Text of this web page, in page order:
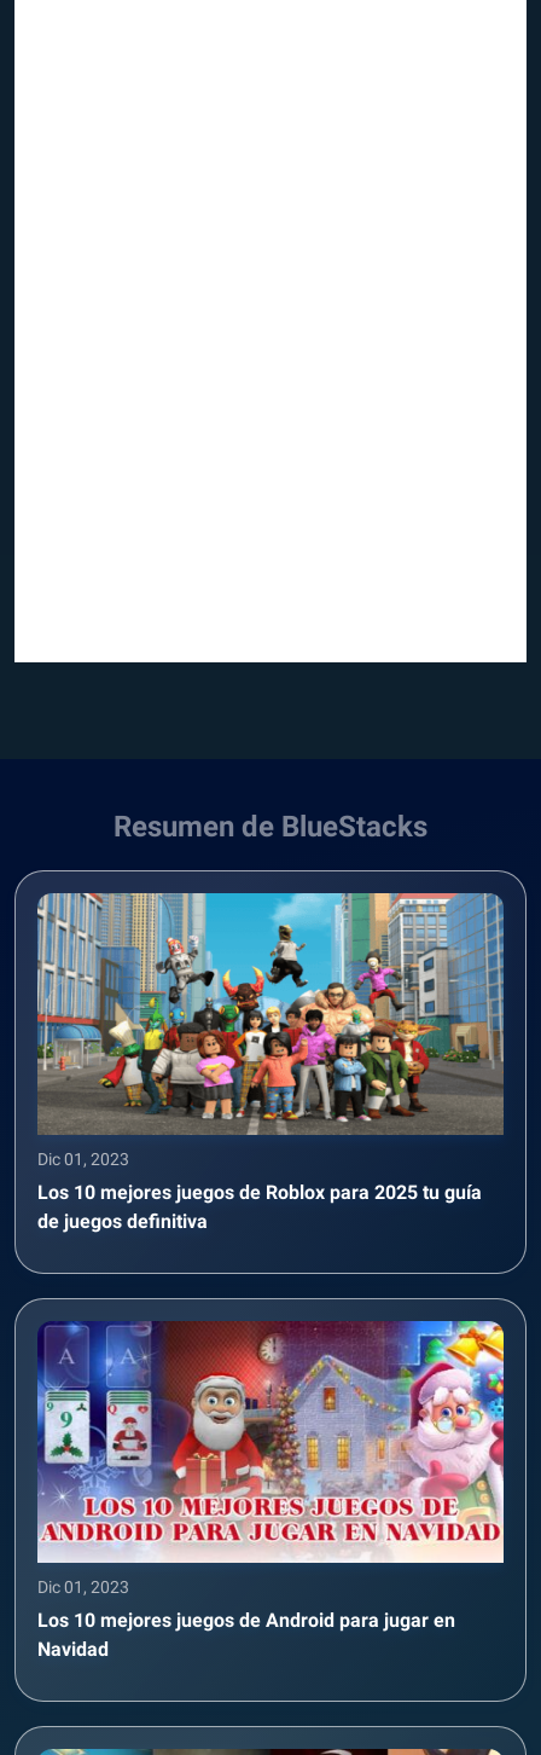
Resumen de BlueStacks
Dic 01, 2023
Los 10 mejores juegos de Roblox para 2025 tu guía
de juegos definitiva
Dic 01, 2023
Los 10 mejores juegos de Android para jugar en
Navidad